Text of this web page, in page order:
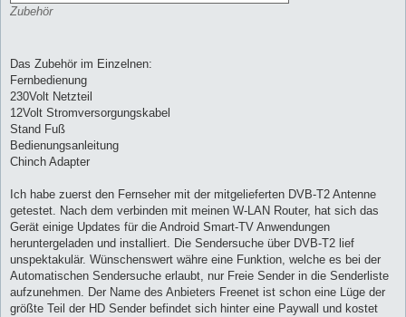
Zubehör
Das Zubehör im Einzelnen:
Fernbedienung
230Volt Netzteil
12Volt Stromversorgungskabel
Stand Fuß
Bedienungsanleitung
Chinch Adapter
Ich habe zuerst den Fernseher mit der mitgelieferten DVB-T2 Antenne
getestet. Nach dem verbinden mit meinen W-LAN Router, hat sich das
Gerät einige Updates für die Android Smart-TV Anwendungen
heruntergeladen und installiert. Die Sendersuche über DVB-T2 lief
unspektakulär. Wünschenswert währe eine Funktion, welche es bei der
Automatischen Sendersuche erlaubt, nur Freie Sender in die Senderliste
aufzunehmen. Der Name des Anbieters Freenet ist schon eine Lüge der
größte Teil der HD Sender befindet sich hinter eine Paywall und kostet